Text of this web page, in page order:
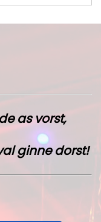
as vorst,
ginne dorst!